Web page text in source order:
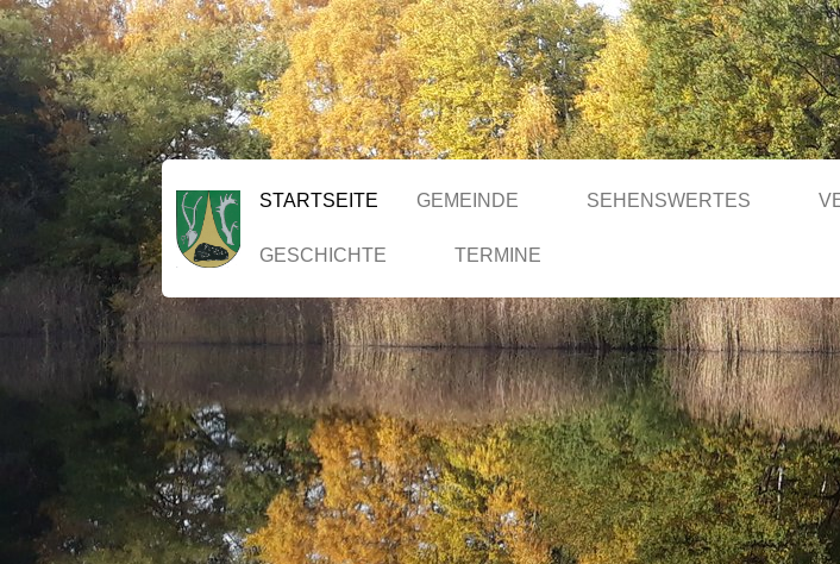
STARTSEITE GEMEINDE SEHENSWERTES
GESCHICHTE TERMINE